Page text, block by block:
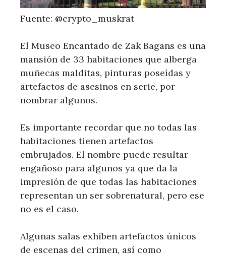
Fuente: @crypto_muskrat
El Museo Encantado de Zak Bagans es una
mansión de 33 habitaciones que alberga
muñecas malditas, pinturas poseídas y
artefactos de asesinos en serie, por
nombrar algunos.
Es importante recordar que no todas las
habitaciones tienen artefactos
embrujados. El nombre puede resultar
engañoso para algunos ya que da la
impresión de que todas las habitaciones
representan un ser sobrenatural, pero ese
no es el caso.
Algunas salas exhiben artefactos únicos
de escenas del crimen, así como